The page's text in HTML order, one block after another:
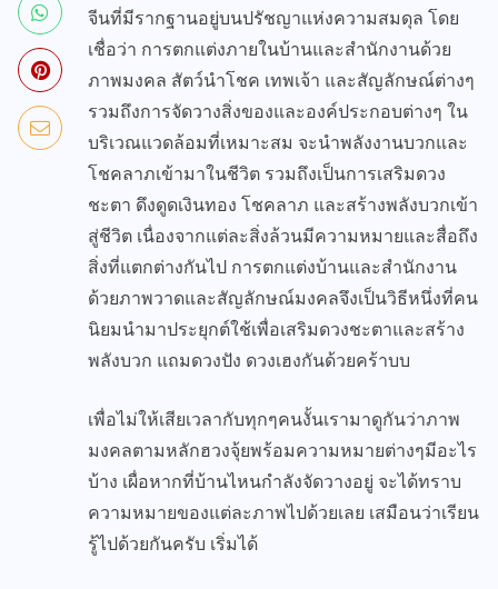
จีนที่มีรากฐานอยู่บนปรัชญาแห่งความสมดุล โดย
เชื่อว่า การตกแต่งภายในบ้านและสำนักงานด้วย
ภาพมงคล สัตว์นำโชค เทพเจ้า และสัญลักษณ์ต่างๆ
รวมถึงการจัดวางสิ่งของและองค์ประกอบต่างๆ ใน
บริเวณแวดล้อมที่เหมาะสม จะนำพลังงานบวกและ
โชคลาภเข้ามาในชีวิต รวมถึงเป็นการเสริมดวง
ชะตา ดึงดูดเงินทอง โชคลาภ และสร้างพลังบวกเข้า
สู่ชีวิต เนื่องจากแต่ละสิ่งล้วนมีความหมายและสื่อถึง
สิ่งที่แตกต่างกันไป การตกแต่งบ้านและสำนักงาน
ด้วยภาพวาดและสัญลักษณ์มงคลจึงเป็นวิธีหนึ่งที่คน
นิยมนำมาประยุกต์ใช้เพื่อเสริมดวงชะตาและสร้าง
พลังบวก แถมดวงปัง ดวงเฮงกันด้วยคร้าบบ
เพื่อไม่ให้เสียเวลากับทุกๆคนงั้นเรามาดูกันว่าภาพ
มงคลตามหลักฮวงจุ้ยพร้อมความหมายต่างๆมีอะไร
บ้าง เผื่อหากที่บ้านไหนกำลังจัดวางอยู่ จะได้ทราบ
ความหมายของแต่ละภาพไปด้วยเลย เสมือนว่าเรียน
รู้ไปด้วยกันครับ เริ่มได้